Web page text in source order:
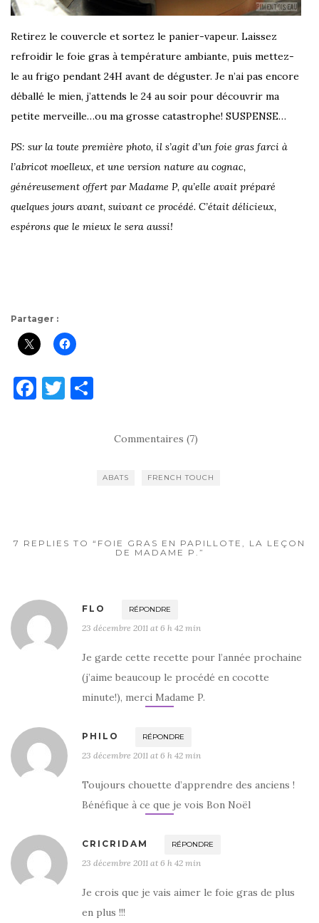
Retirez le couvercle et sortez le panier-vapeur. Laissez
refroidir le foie gras à température ambiante, puis mettez-
le au frigo pendant 24H avant de déguster. Je n’ai pas encore
déballé le mien, j’attends le 24 au soir pour découvrir ma
petite merveille…ou ma grosse catastrophe! SUSPENSE…
PS: sur la toute première photo, il s’agit d’un foie gras farci à
l’abricot moelleux, et une version nature au cognac,
généreusement offert par Madame P, qu’elle avait préparé
quelques jours avant, suivant ce procédé. C’était délicieux,
espérons que le mieux le sera aussi!
Partager :
F
k
T
er
Commentaires (7)
ABATS FRENCH TOUCH
7 REPLIES TO “FOIE GRAS EN PAPILLOTE, LA LEÇON
DE MADAME P.”
FLO RÉPONDRE
23 décembre 2011 at 6 h 42 min
Je garde cette recette pour l’année prochaine
(j’aime beaucoup le procédé en cocotte
minute!), merci Madame P.
PHILO RÉPONDRE
23 décembre 2011 at 6 h 42 min
Toujours chouette d’apprendre des anciens !
Bénéfique à ce que je vois Bon Noël
CRICRIDAM RÉPONDRE
23 décembre 2011 at 6 h 42 min
Je crois que je vais aimer le foie gras de plus
en plus !!!